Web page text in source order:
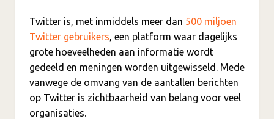
Twitter is, met inmiddels meer dan 500 miljoen
Twitter gebruikers, een platform waar dagelijks
grote hoeveelheden aan informatie wordt
gedeeld en meningen worden uitgewisseld. Mede
vanwege de omvang van de aantallen berichten
op Twitter is zichtbaarheid van belang voor veel
organisaties.